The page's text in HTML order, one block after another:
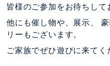
皆様のご参加をお待ちして
他にも催し物や、展示、
リーもございます。
ご家族でぜひ遊びに来てく